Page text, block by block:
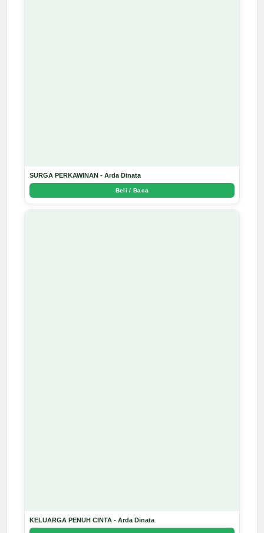
SURGA PERKAWINAN - Arda Dinata
Beli / Baca
KELUARGA PENUH CINTA - Arda Dinata